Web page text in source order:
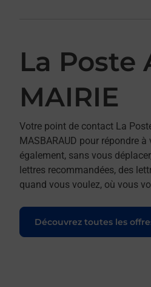
La Poste
MAIRIE
Votre point de contact La
MASBARAUD pour répondre
également, sans vous
lettres recommandées, des
quand vous voulez, où vous
Découvrez toutes les